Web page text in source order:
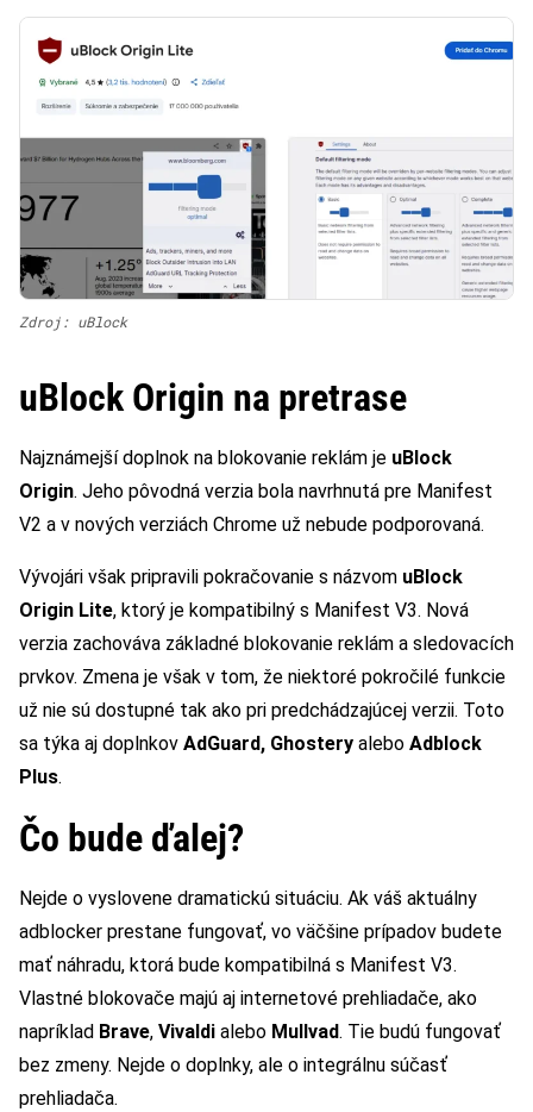
Zdroj: uBlock
uBlock Origin na pretrase
Najznámejší doplnok na blokovanie reklám je uBlock
Origin. Jeho pôvodná verzia bola navrhnutá pre Manifest
V2 a v nových verziách Chrome už nebude podporovaná.
Vývojári však pripravili pokračovanie s názvom uBlock
Origin Lite, ktorý je kompatibilný s Manifest V3. Nová
verzia zachováva základné blokovanie reklám a sledovacích
prvkov. Zmena je však v tom, že niektoré pokročilé funkcie
už nie sú dostupné tak ako pri predchádzajúcej verzii. Toto
sa týka aj doplnkov AdGuard, Ghostery alebo Adblock
Plus.
Čo bude ďalej?
Nejde o vyslovene dramatickú situáciu. Ak váš aktuálny
adblocker prestane fungovať, vo väčšine prípadov budete
mať náhradu, ktorá bude kompatibilná s Manifest V3.
Vlastné blokovače majú aj internetové prehliadače, ako
napríklad Brave, Vivaldi alebo Mullvad. Tie budú fungovať
bez zmeny. Nejde o doplnky, ale o integrálnu súčasť
prehliadača.